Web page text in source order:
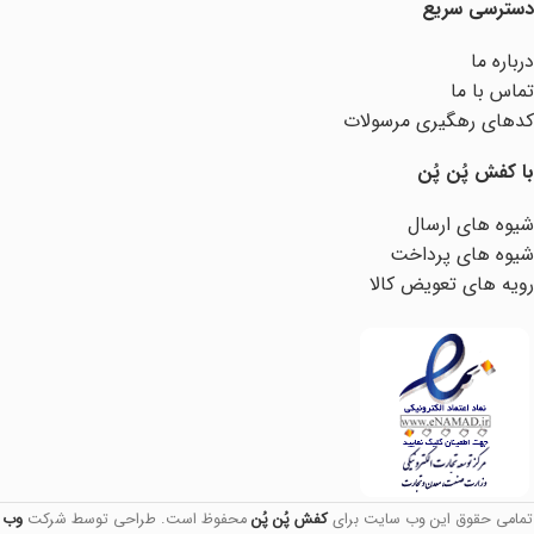
دسترسی سریع
درباره ما
تماس با ما
کدهای رهگیری مرسولات
با کفش پُن پُن
شیوه های ارسال
شیوه های پرداخت
رویه های تعویض کالا
تمامی حقوق این وب سایت برایکفش پُن پُن محفوظ است. طراحی توسط شرکتوب